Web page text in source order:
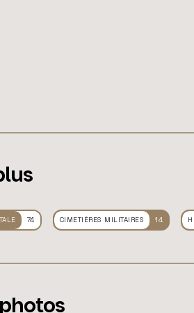
74 CIMETIÈRES MILITAIRES 14